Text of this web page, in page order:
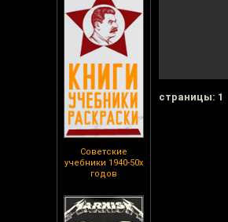
Советские
учебники 1940-50х
годов
cтраницы: 1